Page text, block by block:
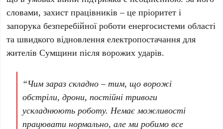
словами, захист працівників – це пріоритет і
запорука безперебійної роботи енергосистеми області
та швидкого відновлення електропостачання для
жителів Сумщини після ворожих ударів.
“Чим зараз складно – тим, що ворожі
обстріли, дрони, постійні тривоги
ускладнюють роботу. Немає можливості
працювати нормально, але ми робимо все